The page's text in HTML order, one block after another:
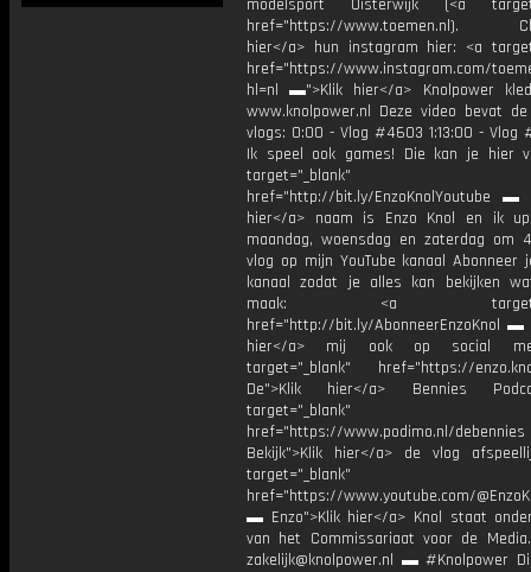
modelsport Oisterwijk (<a
href="https://www.toemen.nl).
hier</a> hun instagram hier: <a
href="https://www.instagram.com/
hl=nl ▬">Klik hier</a> Knolpower
www.knolpower.nl Deze video bevat
vlogs: 0:00 - Vlog #4603 1:13:00 -
Ik speel ook games! Die kan je hier
target="_blank"
href="http://bit.ly/EnzoKnolYoutube ▬
hier</a> naam is Enzo Knol en ik
maandag, woensdag en zaterdag om
vlog op mijn YouTube kanaal Abonneer
kanaal zodat je alles kan bekijken
maak: <a
href="http://bit.ly/AbonneerEnzoKnol ▬
hier</a> mij ook op social
target="_blank" href="https://
De">Klik hier</a> Bennies
target="_blank"
href="https://www.podimo.nl/debennies
Bekijk">Klik hier</a> de vlog
target="_blank"
href="https://www.youtube.com/
▬ Enzo">Klik hier</a> Knol staat
van het Commissariaat voor de
zakelijk@knolpower.nl ▬ #Knolpower